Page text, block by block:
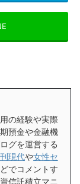
の経験や実際
預金や金融機
グを運営する
現代や女性セ
でコメントす
信託積立マニ